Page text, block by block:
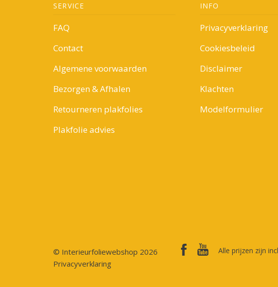
SERVICE
FAQ
Contact
Algemene voorwaarden
Bezorgen & Afhalen
Retourneren plakfolies
Plakfolie advies
INFO
Privacyverklaring
Cookiesbeleid
Disclaimer
Klachten
Modelformulier
© Interieurfoliewebshop 2026
Privacyverklaring
Alle prijzen zijn